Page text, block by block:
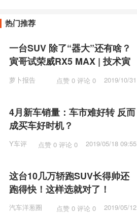
热门推荐
一台SUV 除了“器大”还有啥？
寅哥试荣威RX5 MAX | 技术寅
萝卜报告 点赞 0 评论 0
2019/10/31
4月新车销量：车市难好转 反而
成买车好时机？
Y车评 点赞 0 评论 0 2019/05/18 09:55
这台10几万轿跑SUV长得帅还
跑得快！这样选就对了！
汽车洋葱圈 点赞 0 评论 0
2019/05/12